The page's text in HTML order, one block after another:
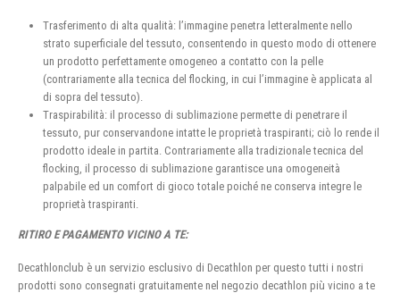
Trasferimento di alta qualità: l’immagine penetra letteralmente nello
strato superficiale del tessuto, consentendo in questo modo di ottenere
un prodotto perfettamente omogeneo a contatto con la pelle
(contrariamente alla tecnica del flocking, in cui l’immagine è applicata al
di sopra del tessuto).
Traspirabilità: il processo di sublimazione permette di penetrare il
tessuto, pur conservandone intatte le proprietà traspiranti; ciò lo rende il
prodotto ideale in partita. Contrariamente alla tradizionale tecnica del
flocking, il processo di sublimazione garantisce una omogeneità
palpabile ed un comfort di gioco totale poiché ne conserva integre le
proprietà traspiranti.
RITIRO E PAGAMENTO VICINO A TE:
Decathlonclub è un servizio esclusivo di Decathlon per questo tutti i nostri
prodotti sono consegnati gratuitamente nel negozio decathlon più vicino a te